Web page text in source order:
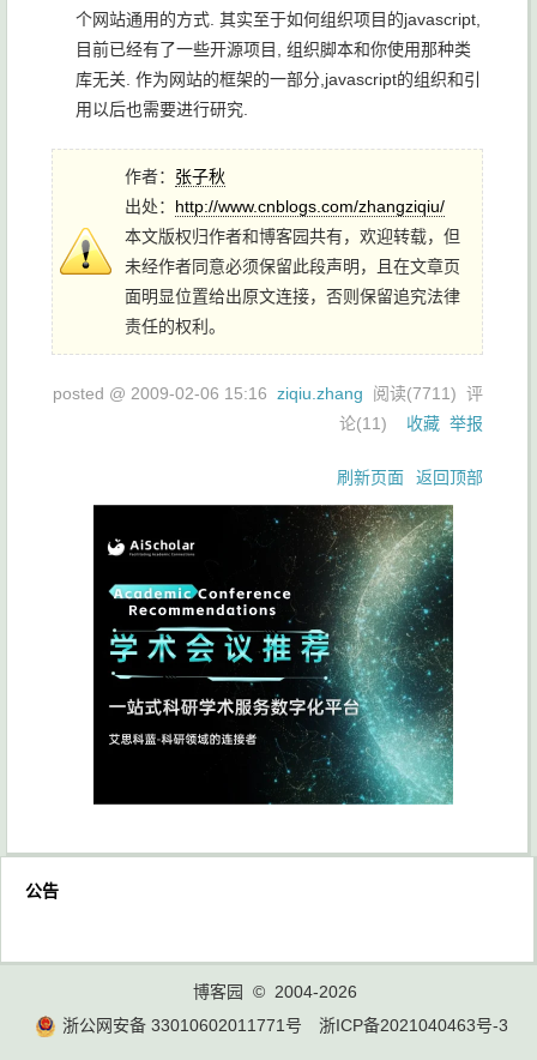
个网站通用的方式. 其实至于如何组织项目的javascript,
目前已经有了一些开源项目, 组织脚本和你使用那种类
库无关. 作为网站的框架的一部分,javascript的组织和引
用以后也需要进行研究.
作者： 张子秋
出处： http://www.cnblogs.com/zhangziqiu/
本文版权归作者和博客园共有，欢迎转载，但
未经作者同意必须保留此段声明，且在文章页
面明显位置给出原文连接，否则保留追究法律
责任的权利。
posted @ 2009-02-06 15:16 ziqiu.zhang 阅读(7711) 评
论(11) 收藏 举报
刷新页面 返回顶部
公告
博客园
© 2004-2026
浙公网安备 33010602011771号
浙ICP备2021040463号-3